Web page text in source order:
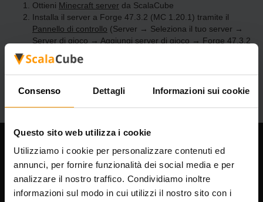
Consenso Dettagli Informazioni sui cookie
Questo sito web utilizza i cookie
Utilizziamo i cookie per personalizzare contenuti ed
annunci, per fornire funzionalità dei social media e per
analizzare il nostro traffico. Condividiamo inoltre
informazioni sul modo in cui utilizzi il nostro sito con i
Ottieni Minecraft server da ScalaCube
Installa il server a Forge 47.3.2 (MC 1.20.1) tramite il
Pannello di controllo (Server → Seleziona il tuo server →
Server di gioco → Aggiungi server di gioco → Forge 47.3.2
(MC 1.20.1))
Divertiti a giocare sul server!
La nostra azienda